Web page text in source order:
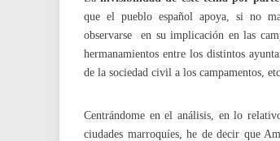
que el pueblo español apoya, si no
observarse en su implicación en las
hermanamientos entre los distintos
de la sociedad civil a los campamentos,
Centrándome en el análisis, en lo
ciudades marroquíes, he de decir que